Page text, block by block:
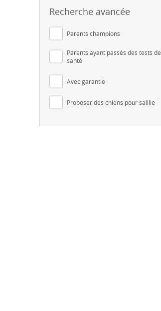
Recherche avancée
Parents champions
Parents ayant passés des tests de
santé
Avec garantie
Proposer des chiens pour saillie